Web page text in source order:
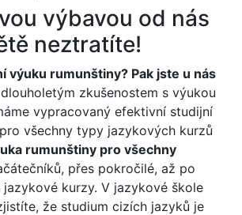
výbavou od nás
neztratíte!
výuku rumunštiny? Pak jste u nás
zkušenostem s výukou
vypracovaný efektivní studijní
všechny typy jazykových kurzů
rumunštiny pro všechny
přes pokročilé, až po
jazykové kurzy. V jazykové škole
že studium cizích jazyků je